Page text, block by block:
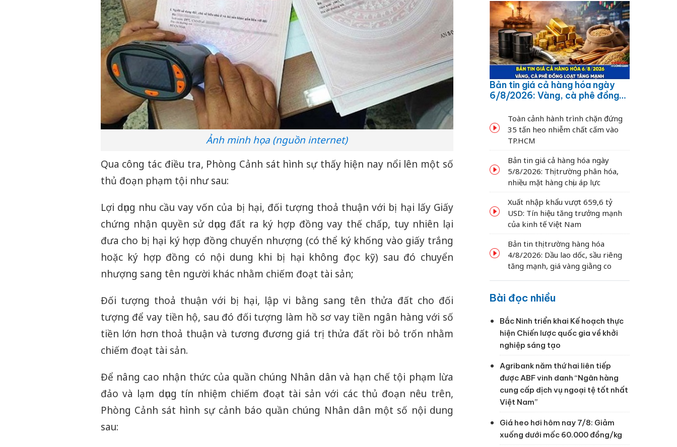
Ảnh minh họa (nguồn internet)
Qua công tác điều tra, Phòng Cảnh sát hình sự thấy hiện nay nổi lên một số
thủ đoạn phạm tội như sau:
Lợi dụng nhu cầu vay vốn của bị hại, đối tượng thoả thuận với bị hại lấy Giấy
chứng nhận quyền sử dụng đất ra ký hợp đồng vay thế chấp, tuy nhiên lại
đưa cho bị hại ký hợp đồng chuyển nhượng (có thể ký khống vào giấy trắng
hoặc ký hợp đồng có nội dung khi bị hại không đọc kỹ) sau đó chuyển
nhượng sang tên người khác nhằm chiếm đoạt tài sản;
Đối tượng thoả thuận với bị hại, lập vi bằng sang tên thửa đất cho đối
tượng để vay tiền hộ, sau đó đối tượng làm hồ sơ vay tiền ngân hàng với số
tiền lớn hơn thoả thuận và tương đương giá trị thửa đất rồi bỏ trốn nhằm
chiếm đoạt tài sản.
Để nâng cao nhận thức của quần chúng Nhân dân và hạn chế tội phạm lừa
đảo và lạm dụng tín nhiệm chiếm đoạt tài sản với các thủ đoạn nêu trên,
Phòng Cảnh sát hình sự cảnh báo quần chúng Nhân dân một số nội dung
sau:
Bản tin giá cả hàng hóa ngày
6/8/2026: Vàng, cà phê đồng
Toàn cảnh hành trình chặn đứng
35 tấn heo nhiễm chất cấm vào
TP.HCM
Bản tin giá cả hàng hóa ngày
5/8/2026: Thị trường phân hóa,
nhiều mặt hàng chịu áp lực
Xuất nhập khẩu vượt 659,6 tỷ
USD: Tín hiệu tăng trưởng mạnh
của kinh tế Việt Nam
Bản tin thị trường hàng hóa
4/8/2026: Dầu lao dốc, sầu riêng
tăng mạnh, giá vàng giằng co
Bài đọc nhiều
Bắc Ninh triển khai Kế hoạch thực
hiện Chiến lược quốc gia về khởi
nghiệp sáng tạo
Agribank năm thứ hai liên tiếp
được ABF vinh danh “Ngân hàng
cung cấp dịch vụ ngoại tệ tốt nhất
Việt Nam”
Giá heo hơi hôm nay 7/8: Giảm
xuống dưới mốc 60.000 đồng/kg